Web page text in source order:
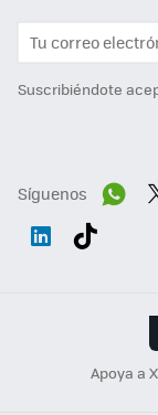
Suscribiéndote
Síguenos
Apoya a